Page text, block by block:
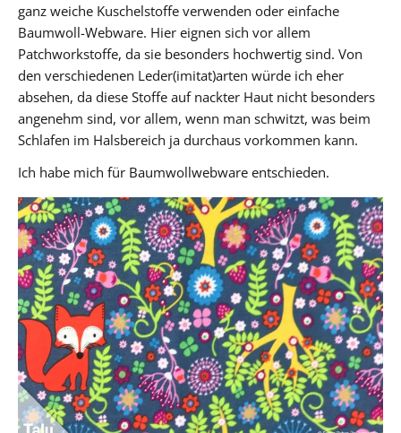
ganz weiche Kuschelstoffe verwenden oder einfache
Baumwoll-Webware. Hier eignen sich vor allem
Patchworkstoffe, da sie besonders hochwertig sind. Von
den verschiedenen Leder(imitat)arten würde ich eher
absehen, da diese Stoffe auf nackter Haut nicht besonders
angenehm sind, vor allem, wenn man schwitzt, was beim
Schlafen im Halsbereich ja durchaus vorkommen kann.
Ich habe mich für Baumwollwebware entschieden.